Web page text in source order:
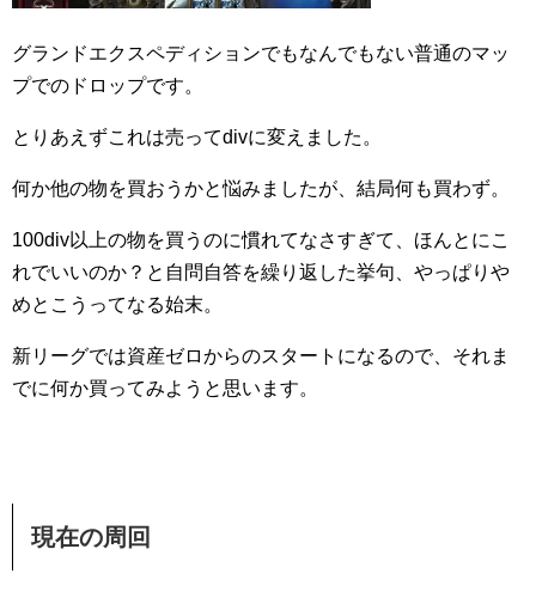
グランドエクスペディションでもなんでもない普通のマッ
プでのドロップです。
とりあえずこれは売ってdivに変えました。
何か他の物を買おうかと悩みましたが、結局何も買わず。
100div以上の物を買うのに慣れてなさすぎて、ほんとにこ
れでいいのか？と自問自答を繰り返した挙句、やっぱりや
めとこうってなる始末。
新リーグでは資産ゼロからのスタートになるので、それま
でに何か買ってみようと思います。
現在の周回